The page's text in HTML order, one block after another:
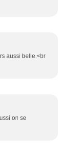
aussi belle.<br
on se